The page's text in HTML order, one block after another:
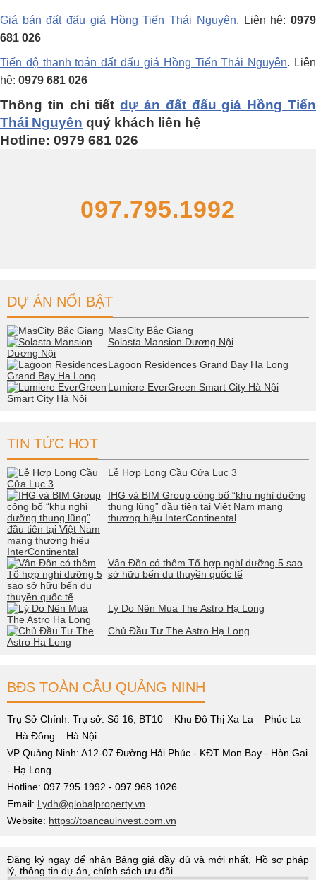
Giá bán đất đấu giá Hồng Tiến Thái Nguyên. Liên hệ: 0979
681 026
Tiến độ thanh toán đất đấu giá Hồng Tiến Thái Nguyên. Liên
hệ: 0979 681 026
Thông tin chi tiếtdự án đất đấu giá Hồng Tiến
Thái Nguyên quý khách liên hệ
Hotline: 0979 681 026
097.795.1992
DỰ ÁN NỔI BẬT
MasCity Bắc Giang
Solasta Mansion Dương Nội
Lagoon Residences Grand Bay Ha Long
Lumiere EverGreen Smart City Hà Nội
TIN TỨC HOT
Lễ Hợp Long Cầu Cửa Lục 3
IHG và BIM Group công bố “khu nghỉ dưỡng
thung lũng” đầu tiên tại Việt Nam mang
thương hiệu InterContinental
Vân Đồn có thêm Tổ hợp nghỉ dưỡng 5 sao
sở hữu bến du thuyền quốc tế
Lý Do Nên Mua The Astro Hạ Long
Chủ Đầu Tư The Astro Hạ Long
BĐS TOÀN CẦU QUẢNG NINH
Trụ Sở Chính: Trụ sở: Số 16, BT10 – Khu Đô Thị Xa La – Phúc La
– Hà Đông – Hà Nội
VP Quảng Ninh: A12-07 Đường Hải Phúc - KĐT Mon Bay - Hòn Gai
- Hạ Long
Hotline: 097.795.1992 - 097.968.1026
Email: Lydh@globalproperty.vn
Website: https://toancauinvest.com.vn
Đăng ký ngay để nhận Bảng giá đầy đủ và mới nhất, Hồ sơ pháp
lý, thông tin dự án, chính sách ưu đãi...